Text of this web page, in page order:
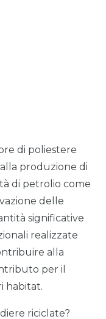
di poliestere
produzione di
di petrolio come
delle
significative
realizzate
alla
per il
habitat.
riciclate?